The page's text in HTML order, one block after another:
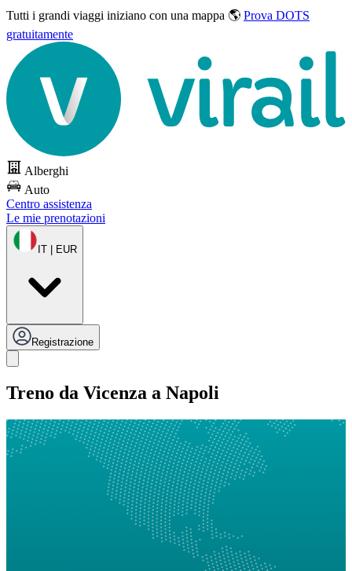
Tutti i grandi viaggi iniziano con una mappa 🌎 Prova DOTS
gratuitamente
Alberghi
Auto
Centro assistenza
Le mie prenotazioni
IT | EUR
Registrazione
Treno da Vicenza a Napoli